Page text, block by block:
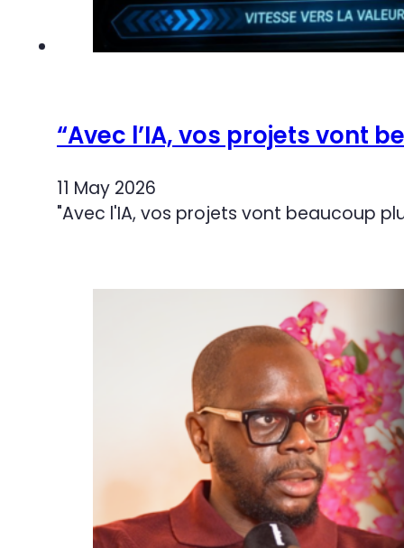
“Avec l’IA, vos projets vont
11 May 2026
"Avec l'IA, vos projets vont beaucoup